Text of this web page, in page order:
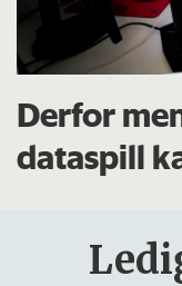
Derfor
dataspill